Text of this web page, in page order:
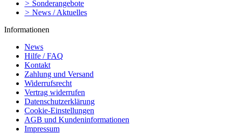
> Sonderangebote
> News / Aktuelles
Informationen
News
Hilfe / FAQ
Kontakt
Zahlung und Versand
Widerrufsrecht
Vertrag widerrufen
Datenschutzerklärung
Cookie-Einstellungen
AGB und Kundeninformationen
Impressum